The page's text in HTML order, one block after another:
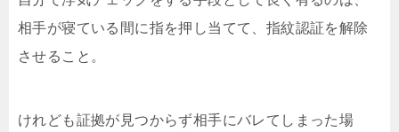
相手が寝ている間に指を押し当てて、指紋認証を解除
させること。
けれども証拠が見つからず相手にバレてしまった場